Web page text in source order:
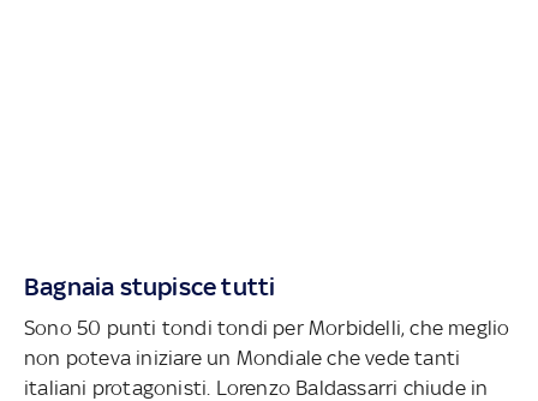
Bagnaia stupisce tutti
Sono 50 punti tondi tondi per Morbidelli, che meglio
non poteva iniziare un Mondiale che vede tanti
italiani protagonisti. Lorenzo Baldassarri chiude in